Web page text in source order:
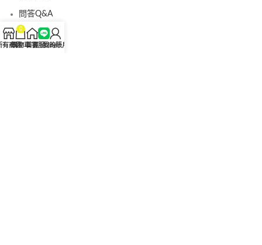
問答Q&A
認識我們
有商品
0
購物車首頁客服Line
我的賬戶